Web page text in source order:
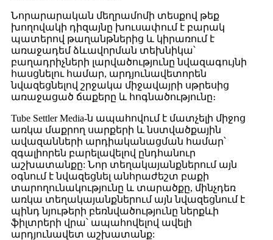
Նորարարական մեղրամոմի տեսքով թեք
խողովակի դիզայնը խուսափում է բարակ
պատերով թաղանթներից և կիրառում է
առաջադեմ ձևավորման տեխնիկա՝
բաղադրիչների լարվածությունը նվազագույնի
հասցնելու համար, արդյունավետորեն
նվազեցնելով շրջակա միջավայրի սթրեսից
առաջացած ճաքերը և հոգնածությունը։
Tube Settler Media-ն ապահովում է մատչելի միջոց
առկա մաքրող սարքերի և նստվածքային
ավազանների արդիականացման համար՝
զգալիորեն բարելավելով ընդհանուր
աշխատանքը: Նոր տեղակայանքներում այն ​​
օգնում է նվազեցնել անհրաժեշտ բաքի
տարողունակությունը և տարածքը, մինչդեռ
առկա տեղակայանքներում այն ​​նվազեցնում է
պինդ նյութերի բեռնվածությունը ներքևի
ֆիլտրերի վրա՝ ապահովելով ավելի
արդյունավետ աշխատանք: